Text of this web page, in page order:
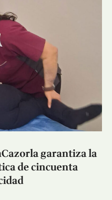
garantiza la
de cincuenta